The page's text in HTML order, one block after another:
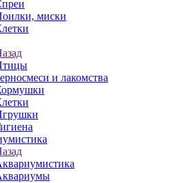
миски
и лакомства